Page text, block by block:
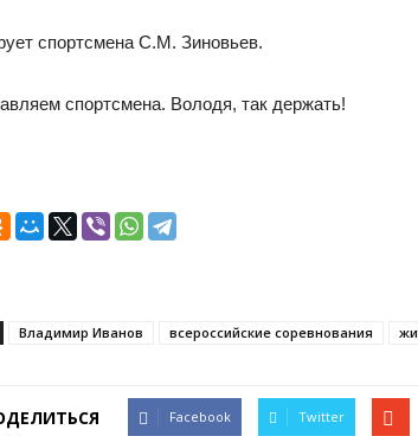
спортсмена С.М. Зиновьев.
спортсмена. Володя, так держать!
Владимир Иванов всероссийские соревнования
Facebook Twitter